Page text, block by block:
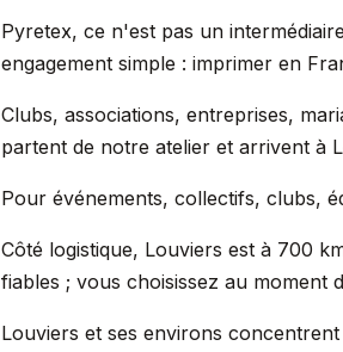
Pyretex, ce n'est pas un
engagement simple : imprimer en
Clubs, associations, entreprises,
partent de notre atelier et arrivent à
Pour événements, collectifs, clubs,
Côté logistique, Louviers est à 700
fiables ; vous choisissez au moment
Louviers et ses environs